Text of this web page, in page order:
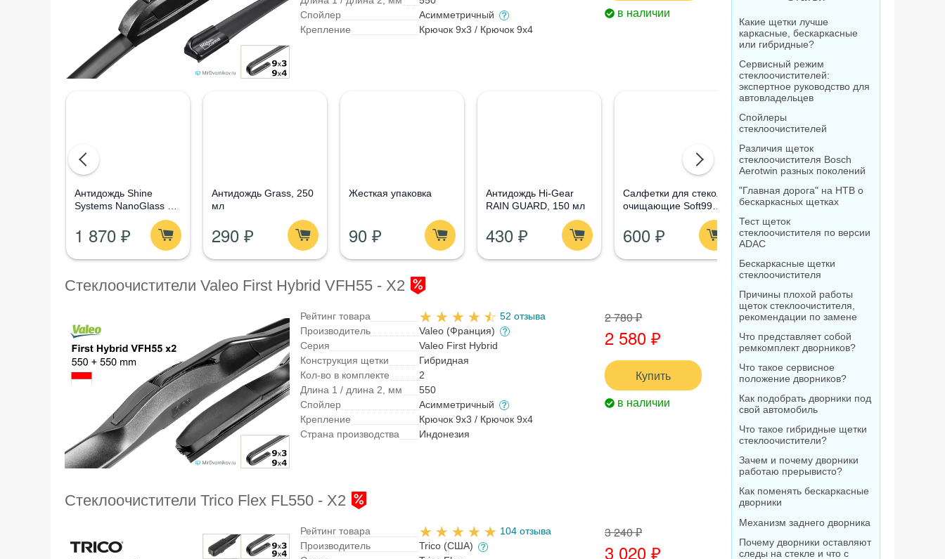
Спойлер
Асимметричный
Крепление
Крючок 9x3 / Крючок 9x4
в наличии
Aнтидождь Shine
Systems NanoGlass Kit
- Набор по уходу за
стеклом
1 870 ₽
Антидождь Grass, 250
мл
290 ₽
Жесткая упаковка
90 ₽
Антидождь Hi-Gear
RAIN GUARD, 150 мл
430 ₽
Салфетки для стекол
очищающие Soft99
Glass Cleaning Wipes,
10 шт
600 ₽
Омыватель стекол
концентрат Лавр
Orange Антимуха, 120
мл
210 ₽
Стеклоочистители Valeo First Hybrid VFH55 - X2
Рейтинг товара
52 отзыва
Производитель
Valeo (Франция)
Серия
Valeo First Hybrid
Конструкция щетки
Гибридная
Кол-во в комплекте
2
Длина 1 / длина 2, мм
550
Спойлер
Асимметричный
Крепление
Крючок 9x3 / Крючок 9x4
Страна производства
Индонезия
2 780 ₽
2 580 ₽
Купить
в наличии
Стеклоочистители Trico Flex FL550 - X2
Рейтинг товара
104 отзыва
Производитель
Trico (США)
3 240 ₽
3 020 ₽
Какие щетки лучше
каркасные, бескаркасные
или гибридные?
Сервисный режим
стеклоочистителей:
экспертное руководство для
автовладельцев
Спойлеры
стеклоочистителей
Различия щеток
стеклоочистителя Bosch
Aerotwin разных поколений
"Главная дорога" на НТВ о
бескаркасных щетках
Тест щеток
стеклоочистителя по версии
ADAC
Бескаркасные щетки
стеклоочистителя
Причины плохой работы
щеток стеклоочистителя,
рекомендации по замене
Что представляет собой
ремкомплект дворников?
Что такое сервисное
положение дворников?
Как подобрать дворники под
свой автомобиль
Что такое гибридные щетки
стеклоочистители?
Зачем и почему дворники
работаю прерывисто?
Как поменять бескаркасные
дворники
Механизм заднего дворника
Почему дворники оставляют
следы на стекле и что с